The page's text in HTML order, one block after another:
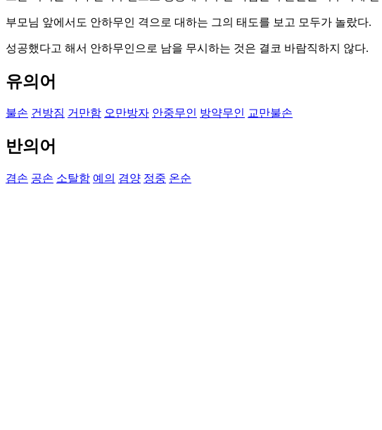
부모님 앞에서도 안하무인 격으로 대하는 그의 태도를 보고 모두가 놀랐다.
성공했다고 해서 안하무인으로 남을 무시하는 것은 결코 바람직하지 않다.
유의어
불손 건방짐 거만함 오만방자 안중무인 방약무인 교만불손
반의어
겸손 공손 소탈함 예의 겸양 정중 온순